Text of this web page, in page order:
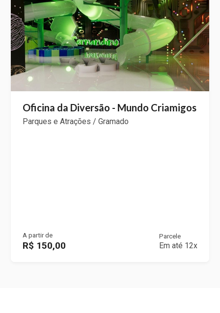
Oficina da Diversão - Mundo Criamigos
Parques e Atrações / Gramado
A partir de
R$ 150,00
Parcele
Em até 12x